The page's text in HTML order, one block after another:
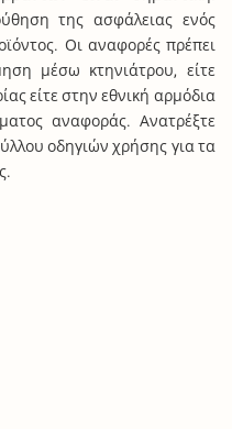
της ασφάλειας ενός
Οι αναφορές πρέπει
μέσω κτηνιάτρου, είτε
είτε στην εθνική αρμόδια
αναφοράς. Ανατρέξτε
οδηγιών χρήσης για τα